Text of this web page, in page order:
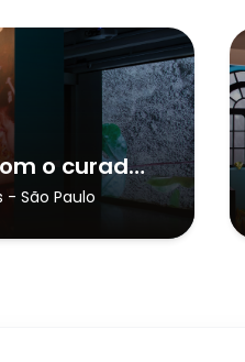
Visita guiada com o curador Rodrigo Lopes + lançamento do catálogo Temporada de Projetos 2026
- São Paulo